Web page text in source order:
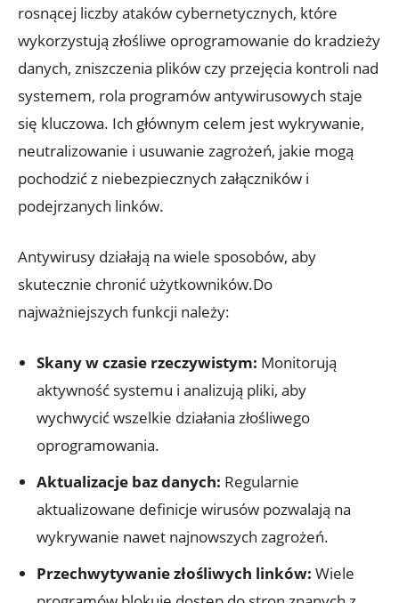
rosnącej liczby ataków cybernetycznych, które
wykorzystują złośliwe oprogramowanie do kradzieży
danych, zniszczenia plików czy przejęcia kontroli nad
systemem, rola programów antywirusowych staje
się kluczowa. Ich głównym celem jest wykrywanie,
neutralizowanie i usuwanie zagrożeń, jakie mogą
pochodzić z niebezpiecznych załączników i
podejrzanych linków.
Antywirusy działają na wiele sposobów, aby
skutecznie chronić użytkowników.Do
najważniejszych funkcji należy:
Skany w czasie rzeczywistym: Monitorują
aktywność systemu i analizują pliki, aby
wychwycić wszelkie działania złośliwego
oprogramowania.
Aktualizacje baz danych: Regularnie
aktualizowane definicje wirusów pozwalają na
wykrywanie nawet najnowszych zagrożeń.
Przechwytywanie złośliwych linków: Wiele